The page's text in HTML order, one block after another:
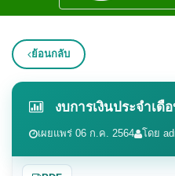
ย้อนกลับ
งบการเงินประจำเดื
เผยแพร่ 06 ก.ค. 2564 โดย